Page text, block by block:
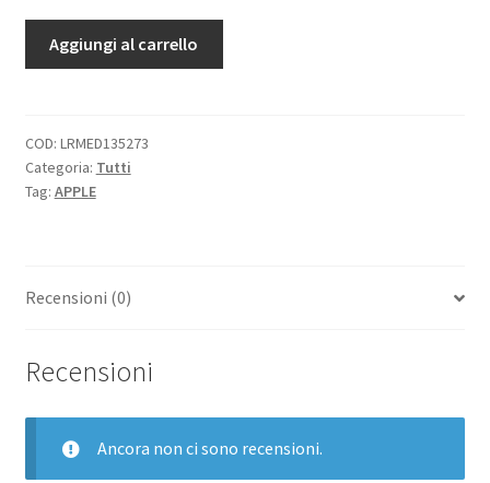
iPhone
64GB
ITALIA
SILVER
Aggiungi al carrello
COD: LRMED135273
Categoria: Tutti
Tag: APPLE
Recensioni (0)
Recensioni
Ancora non ci sono recensioni.